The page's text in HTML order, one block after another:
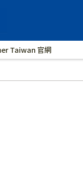
Taiwan 官網